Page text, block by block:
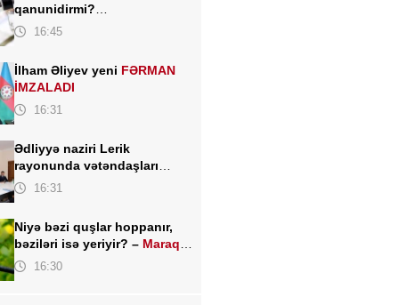
qanunidirmi?
Hüquqşünaslardan
16:45
İlham Əliyev yeni FƏRMAN
İMZALADI
16:31
Ədliyyə naziri Lerik
rayonunda vətəndaşları
qəbul edib
16:31
Niyə bəzi quşlar hoppanır,
bəziləri isə yeriyir? – Maraqlı
elmi izah
16:30